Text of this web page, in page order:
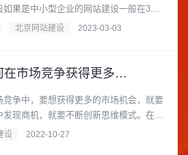
果是中小型企业的网站建设一般在3万
型企......
北京网站建设 2023-03-03
网站建设企业如何在市场竞争获得更多机会？
争中，要想获得更多的市场机会，就要
现商机，就要不断创新思维模式。在经
断......
设 2022-10-27